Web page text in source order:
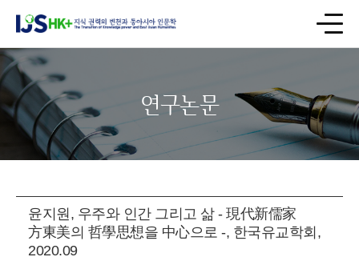
연구논문
윤지원, 우주와 인간 그리고 삶 - 現代新儒家
方東美의 哲學思想을 中心으로 -, 한국유교학회,
2020.09